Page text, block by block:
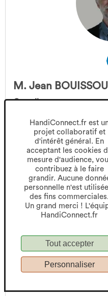
HandiConnect.fr est
projet collaboratif et
d'intérêt général. En
acceptant les cookies
mesure d'audience,
contribuez à le faire
grandir. Aucune
personnelle n'est
des fins commerciales.
Un grand merci !
HandiConnect.fr
Tout accepter
Personnaliser
M. Jean BOUISSOU
Contributeur
Vice-président, Chargé
Association Nationale
SourdAveugles (ANPSA)
Groupe(s) de travail :
Surdicécités